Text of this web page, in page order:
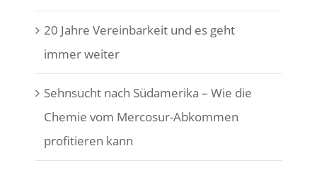
20 Jahre Vereinbarkeit und es geht
immer weiter
Sehnsucht nach Südamerika – Wie die
Chemie vom Mercosur-Abkommen
profitieren kann